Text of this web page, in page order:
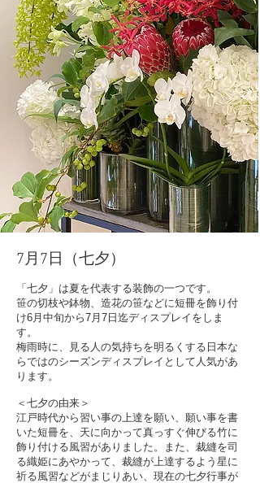
7月7日（七夕）
​「七夕」は夏を代表する装飾の一つです。
笹の切枝や鉢物、造花の笹などに短冊を飾り付
け6月中旬から7月7日迄ディスプレイをしま
す。
梅雨時に、見る人の気持ちを明るくする日本な
らではのシーズンディスプレイとして人気があ
ります。
＜七夕の由来＞
江戸時代から習い事の上達を願い、願い事を書
いた短冊を、天に向かって真っすぐ伸びる竹に
飾り付ける風習がありました。また、裁縫を司
る織姫にあやかって、裁縫が上達するよう星に
祈る風習などがまじりあい、現在の七夕行事が